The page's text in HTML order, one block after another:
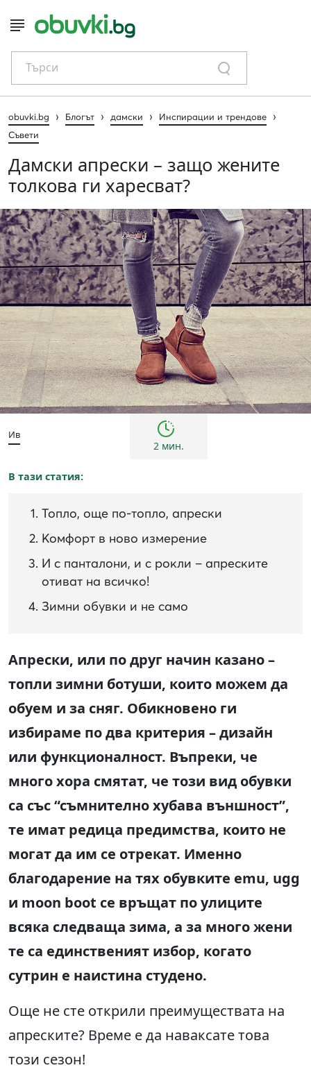
Търси
obuvki.bg › Блогът › дамски › Инспирации и трендове ›
Съвети
Дамски апрески – защо жените
толкова ги харесват?
дамски Инспирации и трендове Съвети
Ив
2 мин.
В тази статия:
Топло, още по-топло, апрески
Комфорт в ново измерение
И с панталони, и с рокли – апреските
отиват на всичко!
Зимни обувки и не само
Апрески, или по друг начин казано –
топли зимни ботуши, които можем да
обуем и за сняг. Обикновено ги
избираме по два критерия – дизайн
или функционалност. Въпреки, че
много хора смятат, че този вид обувки
са със “съмнително хубава външност”,
те имат редица предимства, които не
могат да им се отрекат. Именно
благодарение на тях обувките emu, ugg
и moon boot се връщат по улиците
всяка следваща зима, а за много жени
те са единственият избор, когато
сутрин е наистина студено.
Още не сте открили преимуществата на
апреските? Време е да наваксате това
този сезон!